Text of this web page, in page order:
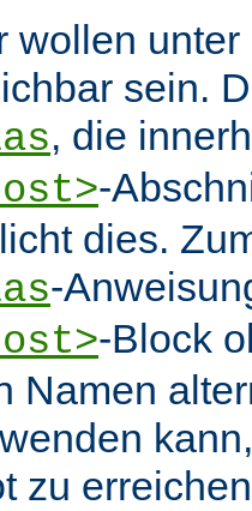
wollen
sein.
, die
-
dies.
-
-Block
Namen
zu